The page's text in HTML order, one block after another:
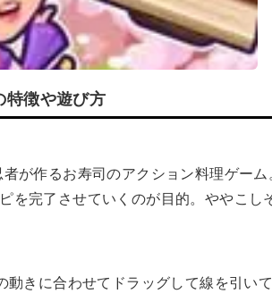
徴や遊び方
が作るお寿司のアクション料理ゲーム
を完了させていくのが目的。ややこし
動きに合わせてドラッグして線を引いて